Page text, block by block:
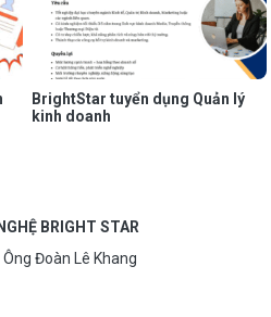
BrightStar tuyển dụng Quản lý
kinh doanh
BRIGHT STAR
Ông Đoàn Lê Khang